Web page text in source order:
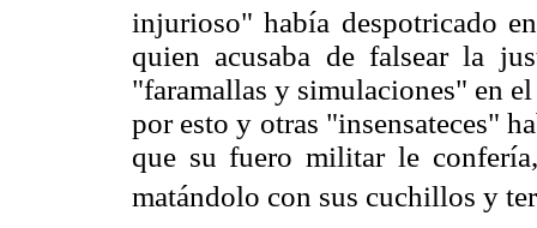
injurioso" había despotricado
quien acusaba de falsear la
"faramallas y simulaciones" en
por esto y otras "insensateces"
que su fuero militar le
matándolo con sus cuchillos y